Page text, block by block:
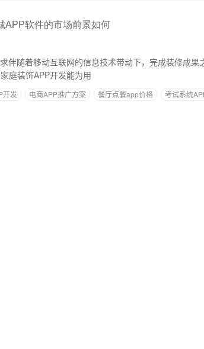
APP软件的市场前景如何
伴随着移动互联网的信息技术带动下，完成装修成果
庭装饰APP开发能为用
开发 电商APP推广方案 餐厅点餐app价格 考试系统